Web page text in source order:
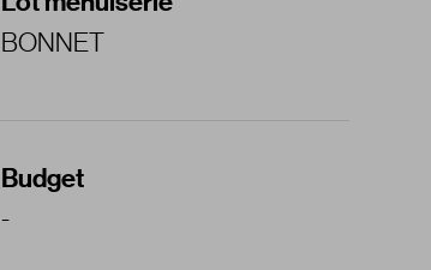
BONNET
Budget
-